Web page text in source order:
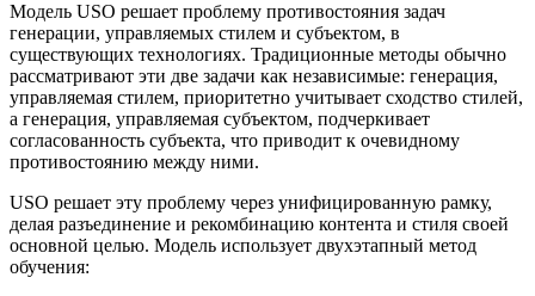
Модель USO решает проблему противостояния задач
генерации, управляемых стилем и субъектом, в
существующих технологиях. Традиционные методы обычно
рассматривают эти две задачи как независимые: генерация,
управляемая стилем, приоритетно учитывает сходство стилей,
а генерация, управляемая субъектом, подчеркивает
согласованность субъекта, что приводит к очевидному
противостоянию между ними.
USO решает эту проблему через унифицированную рамку,
делая разъединение и рекомбинацию контента и стиля своей
основной целью. Модель использует двухэтапный метод
обучения: